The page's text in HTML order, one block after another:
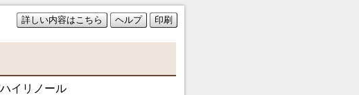
詳しい内容はこちら ヘルプ 印刷
イリノール